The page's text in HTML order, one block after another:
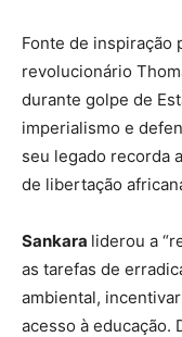
Fonte de inspiração
revolucionário
durante golpe de
imperialismo e
seu legado recorda
de libertação
Sankara liderou a
as tarefas de
ambiental,
acesso à educação.